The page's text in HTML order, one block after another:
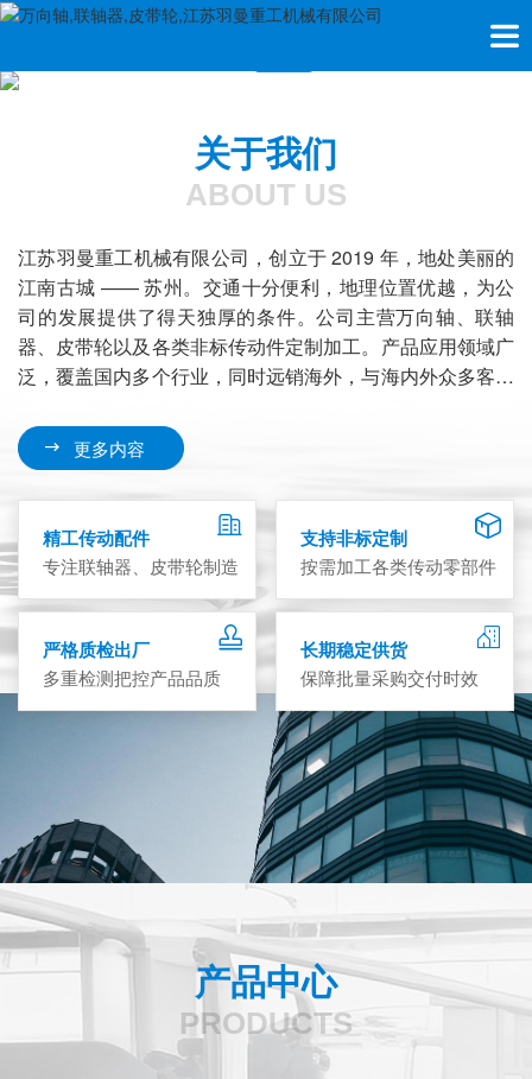
关于我们
ABOUT US
江苏羽曼重工机械有限公司，创立于 2019 年，地处美丽的
江南古城 —— 苏州。交通十分便利，地理位置优越，为公
司的发展提供了得天独厚的条件。公司主营万向轴、联轴
器、皮带轮以及各类非标传动件定制加工。产品应用领域广
泛，覆盖国内多个行业，同时远销海外，与海内外众多客户
更多内容
精工传动配件
专注联轴器、皮带轮制造
支持非标定制
按需加工各类传动零部件
严格质检出厂
多重检测把控产品品质
长期稳定供货
保障批量采购交付时效
产品中心
PRODUCTS